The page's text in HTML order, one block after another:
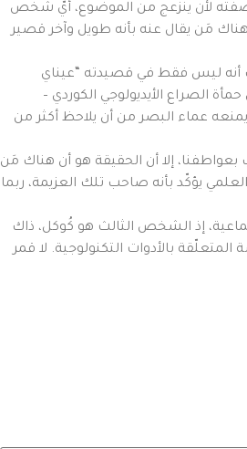
لأن ينزعج من الموضوع، أيّ شخص
مَن يقال عنه بأنه طويل وآخر قصير
أنه ليس فقط في قصيدته “عيناي
الصراع الأيديولوجي الكوردي –
عماء البصر من أن يلاحظ أكثر من
بعواطفنا، إلا أن الحقيقة هو أن هناك مَن
يؤكّد بأنه صاحب تلك العزيمة، ربما
إذ الشخص الثالث هو كُوكل، ذاك
بالأدوات التكنولوجية. لا قمر